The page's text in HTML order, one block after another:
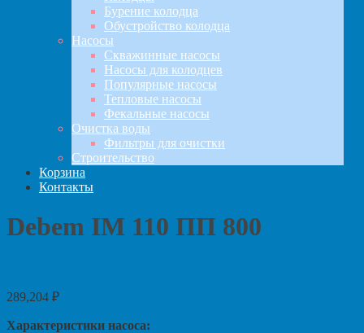
Бурение колодца
Обустройство колодца
Насосы
Скважинные насосы
Насосы для колодцев
Популярные насосы
Тепловые насосы
Фекальные насосы
Очистка воды
Фильтры для очистки
Строительство
Корзина
Контакты
Debem IM 110 ПП 800
289,204 ₽
Характеристики насоса: